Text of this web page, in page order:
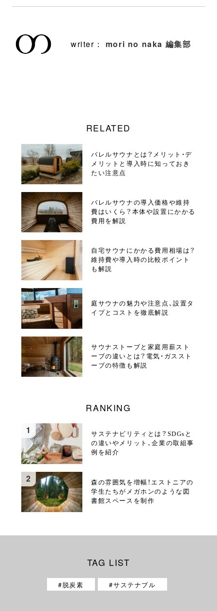
writer： mori no naka 編集部
RELATED
バレルサウナとは？メリット・デ
メリットと導入時に知っておき
たい注意点
バレルサウナの導入価格や維持
費はいくら？本体や設置にかかる
費用を解説
自宅サウナにかかる費用相場は？
維持費や導入時の比較ポイント
も解説
庭サウナの魅力や注意点、設置タ
イプとコストを徹底解説
サウナストーブと家庭用薪スト
ーブの違いとは？電気・ガススト
ーブの特徴も解説
RANKING
サステナビリティとは？SDGsと
の違いやメリット、企業の取組事
例を紹介
森の雰囲気を増幅！エストニアの
学生たちがメガホンのような図
書館スペースを制作
TAG LIST
脱炭素 サステナブル